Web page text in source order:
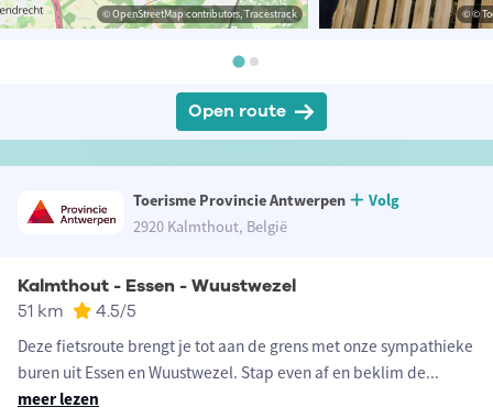
© OpenStreetMap contributors, Tracestrack © ©
Open route
Toerisme Provincie Antwerpen
Volg
2920 Kalmthout, België
Kalmthout - Essen - Wuustwezel
51 km 4.5/5
Deze fietsroute brengt je tot aan de grens met onze sympathieke
buren uit Essen en Wuustwezel. Stap even af en beklim de...
meer lezen